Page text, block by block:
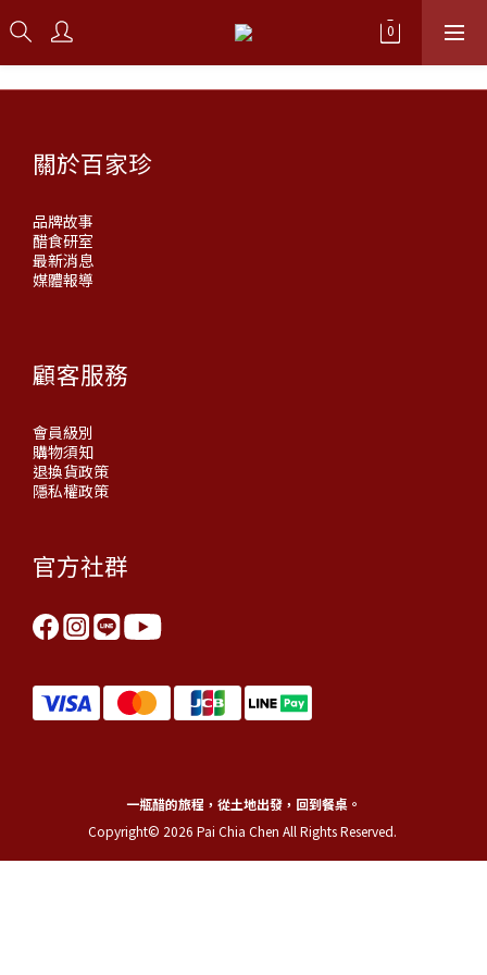
關於百家珍
品牌故事
醋食研室
最新消息
媒體報導
顧客服務
會員級別
購物須知
退換貨政策
隱私權政策
官方社群
一瓶醋的旅程，從土地出發，回到餐桌。
Copyright© 2026 Pai Chia Chen All Rights Reserved.